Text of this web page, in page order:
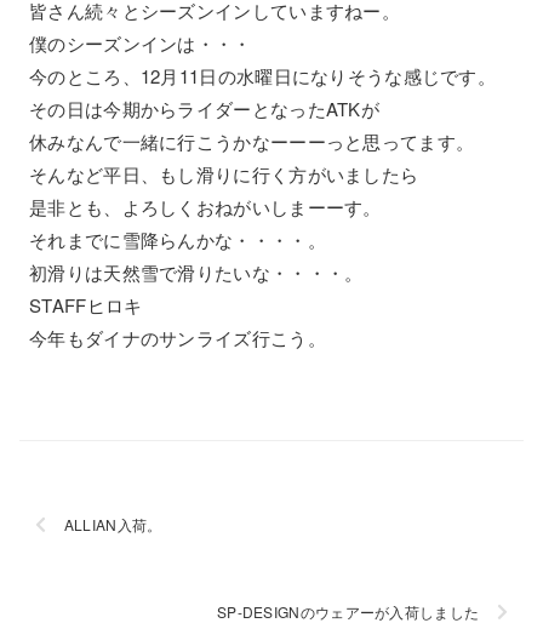
皆さん続々とシーズンインしていますねー。
僕のシーズンインは・・・
今のところ、12月11日の水曜日になりそうな感じです。
その日は今期からライダーとなったATKが
休みなんで一緒に行こうかなーーーっと思ってます。
そんなど平日、もし滑りに行く方がいましたら
是非とも、よろしくおねがいしまーーす。
それまでに雪降らんかな・・・・。
初滑りは天然雪で滑りたいな・・・・。
STAFFヒロキ
今年もダイナのサンライズ行こう。
ALLIAN入荷。
SP-DESIGNのウェアーが入荷しました